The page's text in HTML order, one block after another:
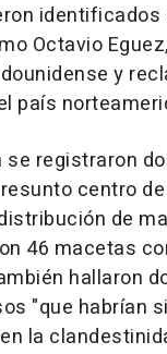
identificados
Octavio
y
país
se registraron
centro
de
46 macetas
hallaron
"que habrían
la